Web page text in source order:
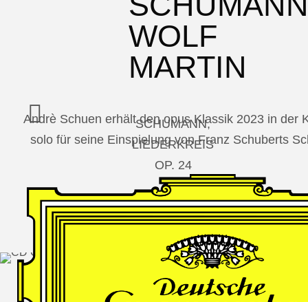
WOLF
MARTIN
SCHUMANN,
LIEDERKREIS
OP. 24
SECHS
MONOLOGE
AUS
JEDERMANN
GESÄNGE
Andrè Schuen erhält den opus Klassik 2023 in der
solo für seine Einspielung von Franz Schuberts